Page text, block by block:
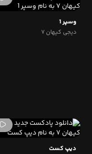
وسپر 1
دیجی کیهان ۷
دیپ کست